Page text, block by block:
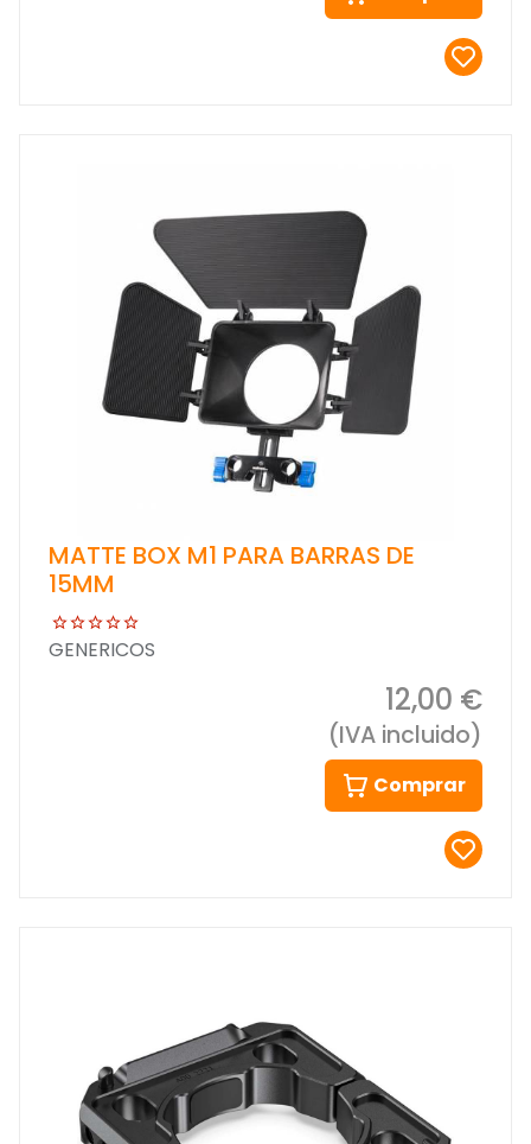
MATTE BOX M1 PARA BARRAS DE
15MM
GENERICOS
12,00 €
(IVA incluido)
Comprar